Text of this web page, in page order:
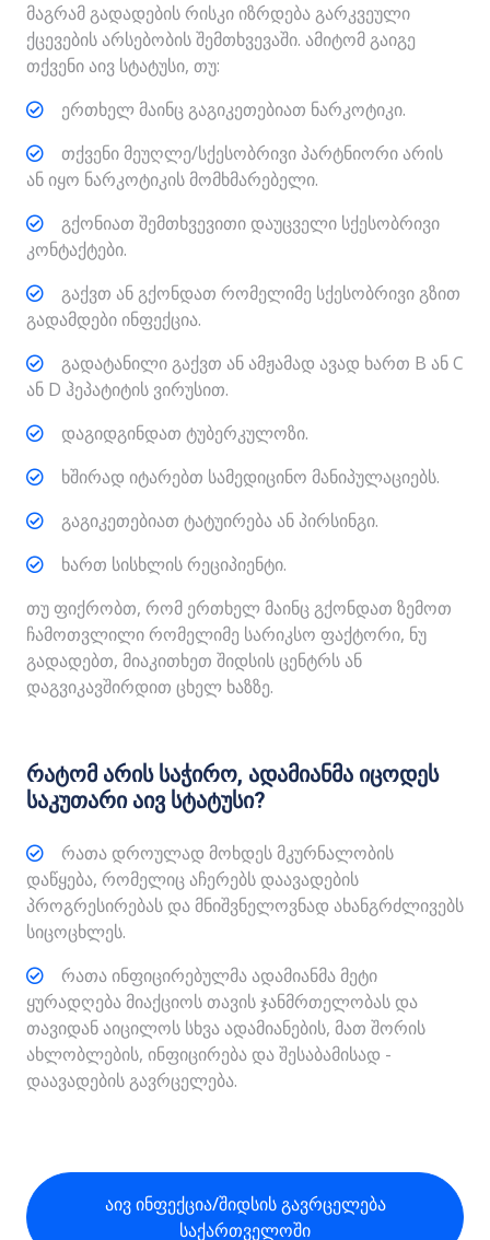
მაგრამ გადადების რისკი იზრდება გარკვეული
ქცევების არსებობის შემთხვევაში. ამიტომ გაიგე
თქვენი აივ სტატუსი, თუ:
ერთხელ მაინც გაგიკეთებიათ ნარკოტიკი.
თქვენი მეუღლე/სქესობრივი პარტნიორი არის
ან იყო ნარკოტიკის მომხმარებელი.
გქონიათ შემთხვევითი დაუცველი სქესობრივი
კონტაქტები.
გაქვთ ან გქონდათ რომელიმე სქესობრივი გზით
გადამდები ინფექცია.
გადატანილი გაქვთ ან ამჟამად ავად ხართ B ან C
ან D ჰეპატიტის ვირუსით.
დაგიდგინდათ ტუბერკულოზი.
ხშირად იტარებთ სამედიცინო მანიპულაციებს.
გაგიკეთებიათ ტატუირება ან პირსინგი.
ხართ სისხლის რეციპიენტი.
თუ ფიქრობთ, რომ ერთხელ მაინც გქონდათ ზემოთ
ჩამოთვლილი რომელიმე სარიკსო ფაქტორი, ნუ
გადადებთ, მიაკითხეთ შიდსის ცენტრს ან
დაგვიკავშირდით ცხელ ხაზზე.
რატომ არის საჭირო, ადამიანმა იცოდეს
საკუთარი აივ სტატუსი?
რათა დროულად მოხდეს მკურნალობის
დაწყება, რომელიც აჩერებს დაავადების
პროგრესირებას და მნიშვნელოვნად ახანგრძლივებს
სიცოცხლეს.
რათა ინფიცირებულმა ადამიანმა მეტი
ყურადღება მიაქციოს თავის ჯანმრთელობას და
თავიდან აიცილოს სხვა ადამიანების, მათ შორის
ახლობლების, ინფიცირება და შესაბამისად -
დაავადების გავრცელება.
აივ ინფექცია/შიდსის გავრცელება
საქართველოში